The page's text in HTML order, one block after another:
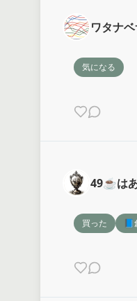
ワタナ
気になる
49☕️は
買った 📘